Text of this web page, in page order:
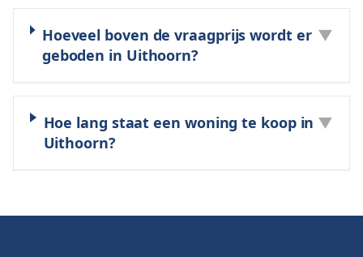
Hoeveel boven de vraagprijs wordt er
geboden in Uithoorn?
▼
Hoe lang staat een woning te koop in
Uithoorn?
▼